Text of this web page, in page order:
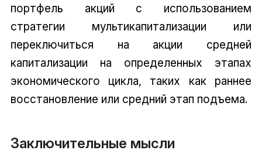
портфель акций с использованием
стратегии мультикапитализации или
переключиться на акции средней
капитализации на определенных этапах
экономического цикла, таких как раннее
восстановление или средний этап подъема.
Заключительные мысли